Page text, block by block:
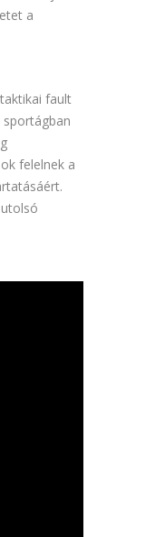
a
fault
felelnek a